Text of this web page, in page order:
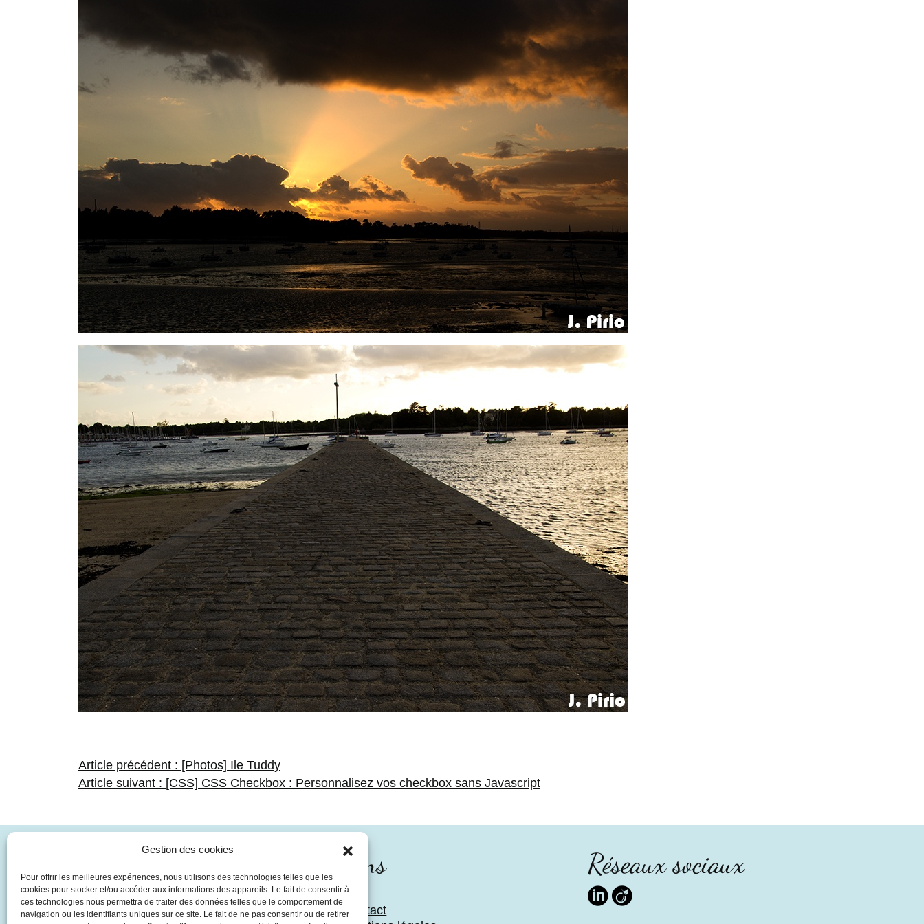
Gestion des cookies
Pour offrir les meilleures expériences, nous utilisons des technologies telles que les
cookies pour stocker et/ou accéder aux informations des appareils. Le fait de consentir à
ces technologies nous permettra de traiter des données telles que le comportement de
navigation ou les identifiants uniques sur ce site. Le fait de ne pas consentir ou de retirer
Navigation
de
l’article
Article précédent : Article
précédent :
[Photos] Ile Tuddy
Article suivant : Article
[CSS] CSS Checkbox : Personnalisez vos checkbox sans Javascript
Contact
Julie Pirio
Intégratrice web
Liens
Blog
Contact
Réseaux sociaux
Linkedin
Viadeo